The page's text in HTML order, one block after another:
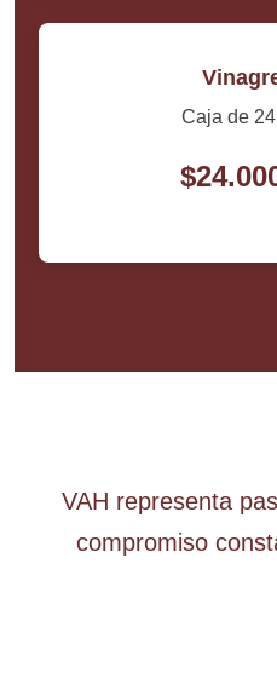
Caja de
VAH representa
compromiso